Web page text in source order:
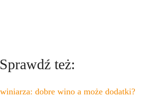
Sprawdź też:
dobre wino a może dodatki?